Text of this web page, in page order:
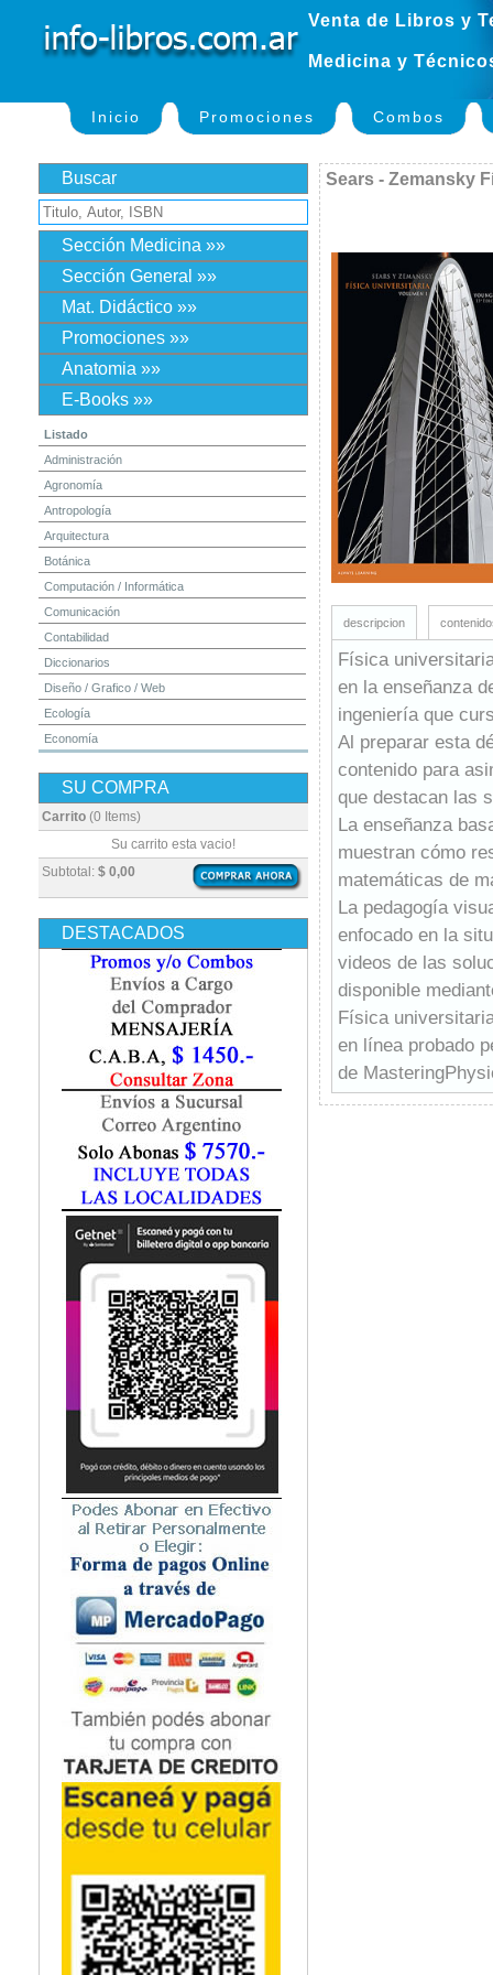
Venta de Libros y
Medicina y
Inicio Promociones Combos
Buscar
Sección Medicina »»
Sección General »»
Mat. Didáctico »»
Promociones »»
Anatomia »»
E-Books »»
Listado
Administración
Agronomía
Antropología
Arquitectura
Botánica
Computación / Informática
Comunicación
Contabilidad
Diccionarios
Diseño / Grafico / Web
Ecología
Economía
Electrónica
Estadística
Física
Higiene y Seguridad
Historia
Ingeniería
Marketing / Publicidad
Metodología Investigación
Negocios
Periodismo
Política
Programación
Psicología
Química
Recursos Humanos
Redes / LAN / WiFi
Sociología
SU COMPRA
Carrito (0 Items)
Subtotal: $ 0,00
Su carrito esta vacio!
DESTACADOS
Sears - Zemansky
descripcion
Física
en la enseñanza
ingeniería que
Al preparar esta
contenido para
que destacan las
La enseñanza
muestran cómo
matemáticas de
La pedagogía
enfocado en la
videos de las
disponible
Física
en línea probado
de
trabajar con